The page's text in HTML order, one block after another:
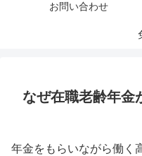
お問い合わせ
なぜ在職老齢年金
年金をもらいながら働く